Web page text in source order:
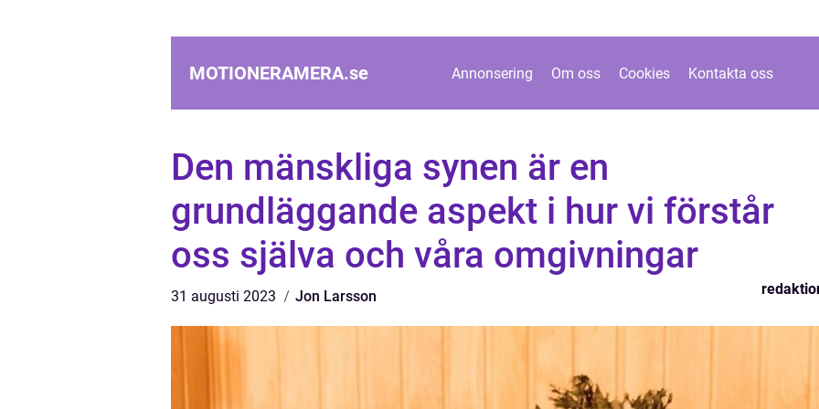
MOTIONERAMERA.se Annonsering Om oss Cookies Kontakta oss
Den mänskliga synen är en
grundläggande aspekt i hur vi förstår
oss själva och våra omgivningar
31 augusti 2023 Jon Larsson